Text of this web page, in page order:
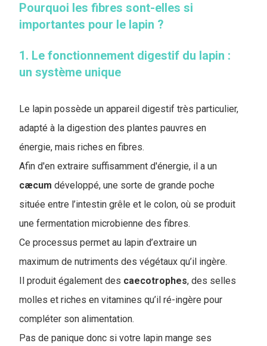
Pourquoi les fibres sont-elles si
importantes pour le lapin ?
1. Le fonctionnement digestif du lapin :
un système unique
Le lapin possède un appareil digestif très particulier,
adapté à la digestion des plantes pauvres en
énergie, mais riches en fibres.
Afin d'en extraire suffisamment d'énergie, il a un
cæcum développé, une sorte de grande poche
située entre l’intestin grêle et le colon, où se produit
une fermentation microbienne des fibres.
Ce processus permet au lapin d’extraire un
maximum de nutriments des végétaux qu’il ingère.
Il produit également des caecotrophes, des selles
molles et riches en vitamines qu’il ré-ingère pour
compléter son alimentation.
Pas de panique donc si votre lapin mange ses